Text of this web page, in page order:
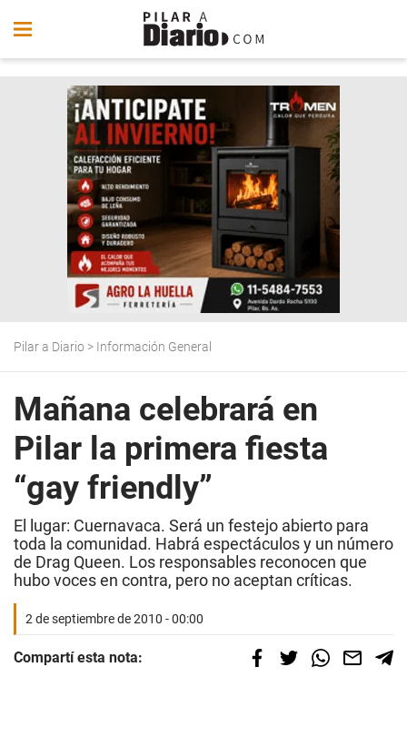
Pilar a Diario > Información General
Mañana celebrará en
Pilar la primera fiesta
“gay friendly”
El lugar: Cuernavaca. Será un festejo abierto para
toda la comunidad. Habrá espectáculos y un número
de Drag Queen. Los responsables reconocen que
hubo voces en contra, pero no aceptan críticas.
2 de septiembre de 2010 - 00:00
Compartí esta nota: